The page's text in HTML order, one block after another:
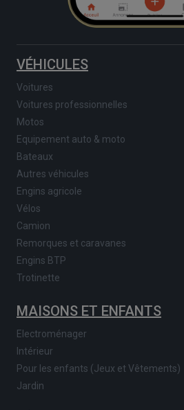
VÉHICULES
Voitures
Voitures professionnelles
Motos
Equipement auto & moto
Bateaux
Autres véhicules
Engins agricole
Vélos
Camion
Remorques et caravanes
Engins BTP
Trotinette
MAISONS ET ENFANTS
Electroménager
Intérieur
Pour les enfants (Jeux et Vêtements)
Jardin